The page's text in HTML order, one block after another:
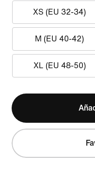
XS (EU 32-34)
M (EU 40-42)
XL (EU 48-50)